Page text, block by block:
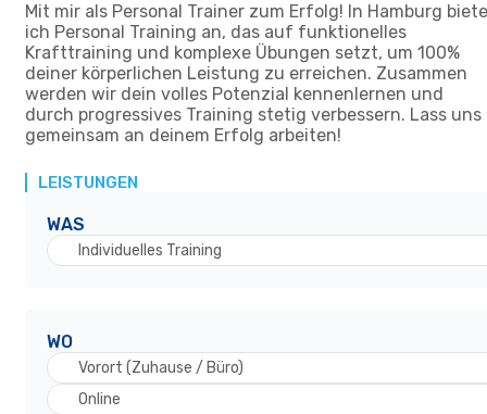
Mit mir als Personal Trainer zum Erfolg! In Hamburg biete
ich Personal Training an, das auf funktionelles
Krafttraining und komplexe Übungen setzt, um 100%
deiner körperlichen Leistung zu erreichen. Zusammen
werden wir dein volles Potenzial kennenlernen und
durch progressives Training stetig verbessern. Lass uns
gemeinsam an deinem Erfolg arbeiten!
LEISTUNGEN
WAS
Individuelles Training
WO
Vorort (Zuhause / Büro)
Online